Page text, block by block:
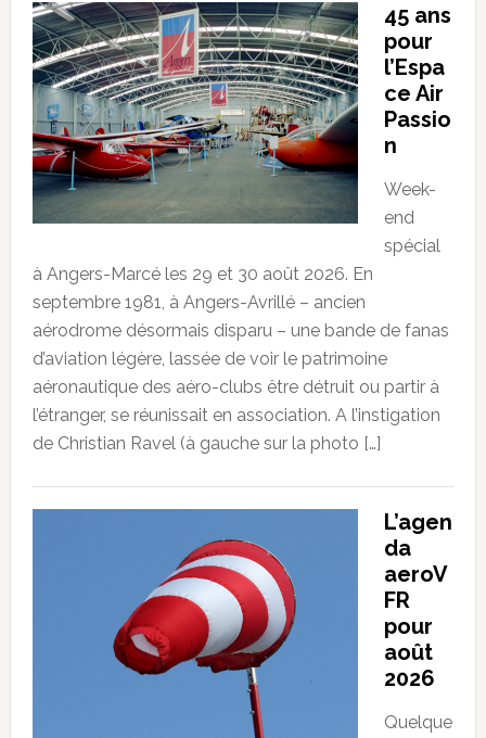
45 ans
pour
l’Espa
ce Air
Passio
n
Week-
end
spécial
à Angers-Marcé les 29 et 30 août 2026. En
septembre 1981, à Angers-Avrillé – ancien
aérodrome désormais disparu – une bande de fanas
d’aviation légère, lassée de voir le patrimoine
aéronautique des aéro-clubs être détruit ou partir à
l’étranger, se réunissait en association. A l’instigation
de Christian Ravel (à gauche sur la photo […]
L’agen
da
aeroV
FR
pour
août
2026
Quelque